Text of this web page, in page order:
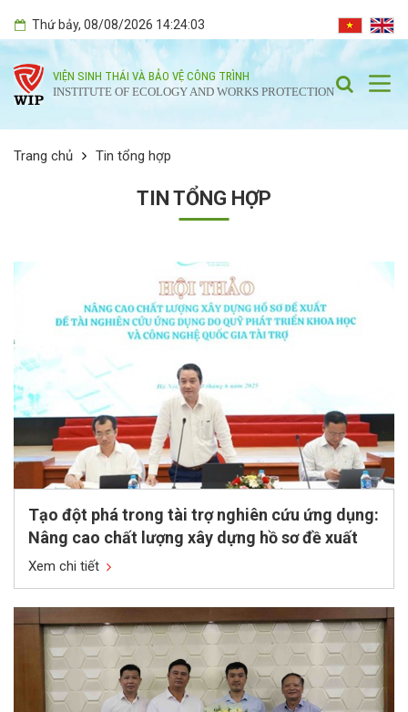
Thứ bảy, 08/08/2026 14:24:04
VIỆN SINH THÁI VÀ BẢO VỆ CÔNG TRÌNH
INSTITUTE OF ECOLOGY AND WORKS PROTECTION
Trang chủ Tin tổng hợp
TIN TỔNG HỢP
Tạo đột phá trong tài trợ nghiên cứu ứng dụng:
Nâng cao chất lượng xây dựng hồ sơ đề xuất
Xem chi tiết